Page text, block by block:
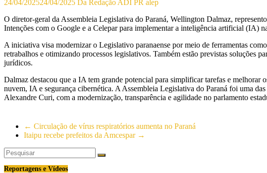
24/04/202524/04/2025 Da Redação ADI PR alep
O diretor-geral da Assembleia Legislativa do Paraná, Wellington Dalmaz,
Intenções com o Google e a Celepar para implementar a inteligência artificial (IA)
A iniciativa visa modernizar o Legislativo paranaense por meio de ferramentas
retrabalhos e otimizando processos legislativos. Também estão previstas soluções
jurídicos.
Dalmaz destacou que a IA tem grande potencial para simplificar tarefas e
nuvem, IA e segurança cibernética. A Assembleia Legislativa do Paraná foi uma
Alexandre Curi, com a modernização, transparência e agilidade no parlamento
← Circulação de vírus respiratórios aumenta no Paraná
Itaipu recebe prefeitos da Amcespar →
Reportagens e Vídeos